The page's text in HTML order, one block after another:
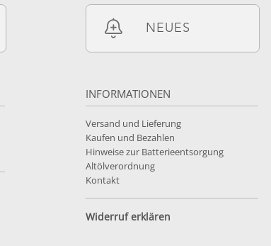
NEUES
INFORMATIONEN
Versand und Lieferung
Kaufen und Bezahlen
Hinweise zur Batterieentsorgung
Altölverordnung
Kontakt
Widerruf erklären